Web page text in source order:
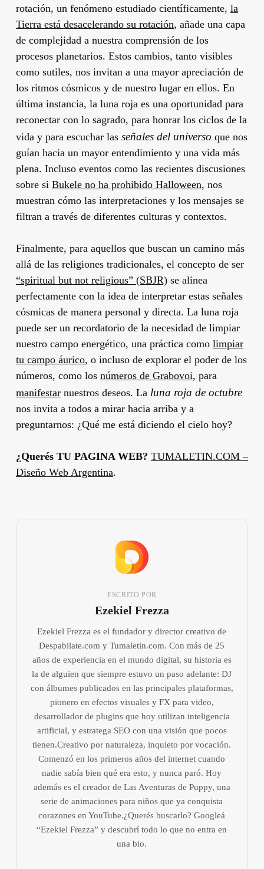
rotación, un fenómeno estudiado científicamente, la
Tierra está desacelerando su rotación, añade una capa
de complejidad a nuestra comprensión de los
procesos planetarios. Estos cambios, tanto visibles
como sutiles, nos invitan a una mayor apreciación de
los ritmos cósmicos y de nuestro lugar en ellos. En
última instancia, la luna roja es una oportunidad para
reconectar con lo sagrado, para honrar los ciclos de la
vida y para escuchar las señales del universo que nos
guían hacia un mayor entendimiento y una vida más
plena. Incluso eventos como las recientes discusiones
sobre si Bukele no ha prohibido Halloween, nos
muestran cómo las interpretaciones y los mensajes se
filtran a través de diferentes culturas y contextos.
Finalmente, para aquellos que buscan un camino más
allá de las religiones tradicionales, el concepto de ser
“spiritual but not religious” (SBJR)se alinea
perfectamente con la idea de interpretar estas señales
cósmicas de manera personal y directa. La luna roja
puede ser un recordatorio de la necesidad de limpiar
nuestro campo energético, una práctica como limpiar
tu campo áurico, o incluso de explorar el poder de los
números, como los números de Grabovoi, para
manifestarnuestros deseos. La luna roja de octubre
nos invita a todos a mirar hacia arriba y a
preguntarnos: ¿Qué me está diciendo el cielo hoy?
¿Querés TU PAGINA WEB? TUMALETIN.COM –
Diseño Web Argentina.
ESCRITO POR
Ezekiel Frezza
Ezekiel Frezza es el fundador y director creativo de
Despabilate.com y Tumaletin.com. Con más de 25
años de experiencia en el mundo digital, su historia es
la de alguien que siempre estuvo un paso adelante: DJ
con álbumes publicados en las principales plataformas,
pionero en efectos visuales y FX para video,
desarrollador de plugins que hoy utilizan inteligencia
artificial, y estratega SEO con una visión que pocos
tienen.Creativo por naturaleza, inquieto por vocación.
Comenzó en los primeros años del internet cuando
nadie sabía bien qué era esto, y nunca paró. Hoy
además es el creador de Las Aventuras de Puppy, una
serie de animaciones para niños que ya conquista
corazones en YouTube.¿Querés buscarlo? Googleá
“Ezekiel Frezza” y descubrí todo lo que no entra en
una bio.